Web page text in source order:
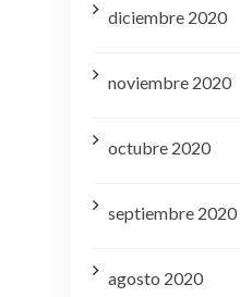
diciembre 2020
noviembre 2020
octubre 2020
septiembre 2020
agosto 2020